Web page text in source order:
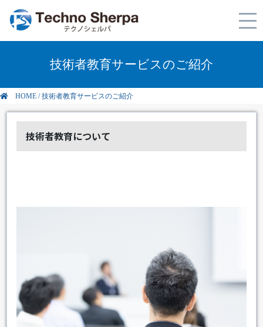
技術者教育サービスのご紹介
HOME /技術者教育サービスのご紹介
技術者教育について